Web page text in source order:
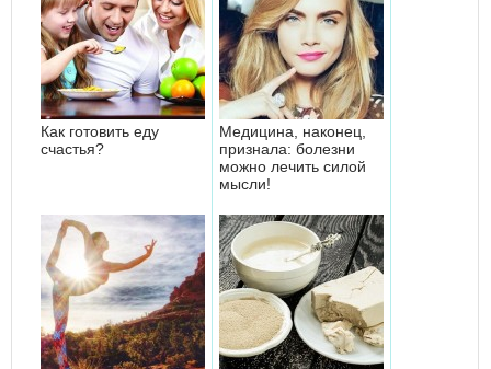
Как готовить еду
счастья?
Медицина, наконец,
признала: болезни
можно лечить силой
мысли!